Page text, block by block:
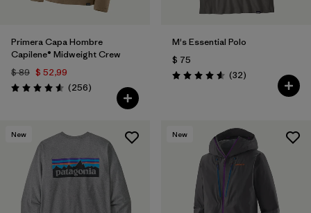
Primera Capa Hombre
Capilene® Midweight Crew
$ 89 $ 52,99
Valoración: 4.6 / 5
(256Comentarios
)
M's Essential Polo
$ 75
Valoración: 4.6 / 5
(32Comentarios
)
New New